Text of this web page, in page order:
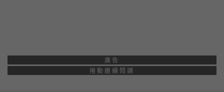
廣告
捲動繼續閱讀